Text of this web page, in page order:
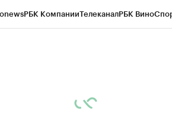
РБК КомпанииТелеканалРБК Вино